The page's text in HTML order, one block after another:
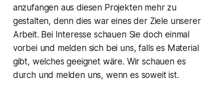
anzufangen aus diesen Projekten mehr zu
gestalten, denn dies war eines der Ziele unserer
Arbeit. Bei Interesse schauen Sie doch einmal
vorbei und melden sich bei uns, falls es Material
gibt, welches geeignet wäre. Wir schauen es
durch und melden uns, wenn es soweit ist.